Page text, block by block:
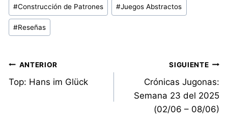
la
entrada:
#Construcción de Patrones #Juegos Abstractos
#Reseñas
Navegación
de
ANTERIOR
Top: Hans im Glück
SIGUIENTE
Crónicas Jugonas:
Semana 23 del 2025
(02/06 – 08/06)